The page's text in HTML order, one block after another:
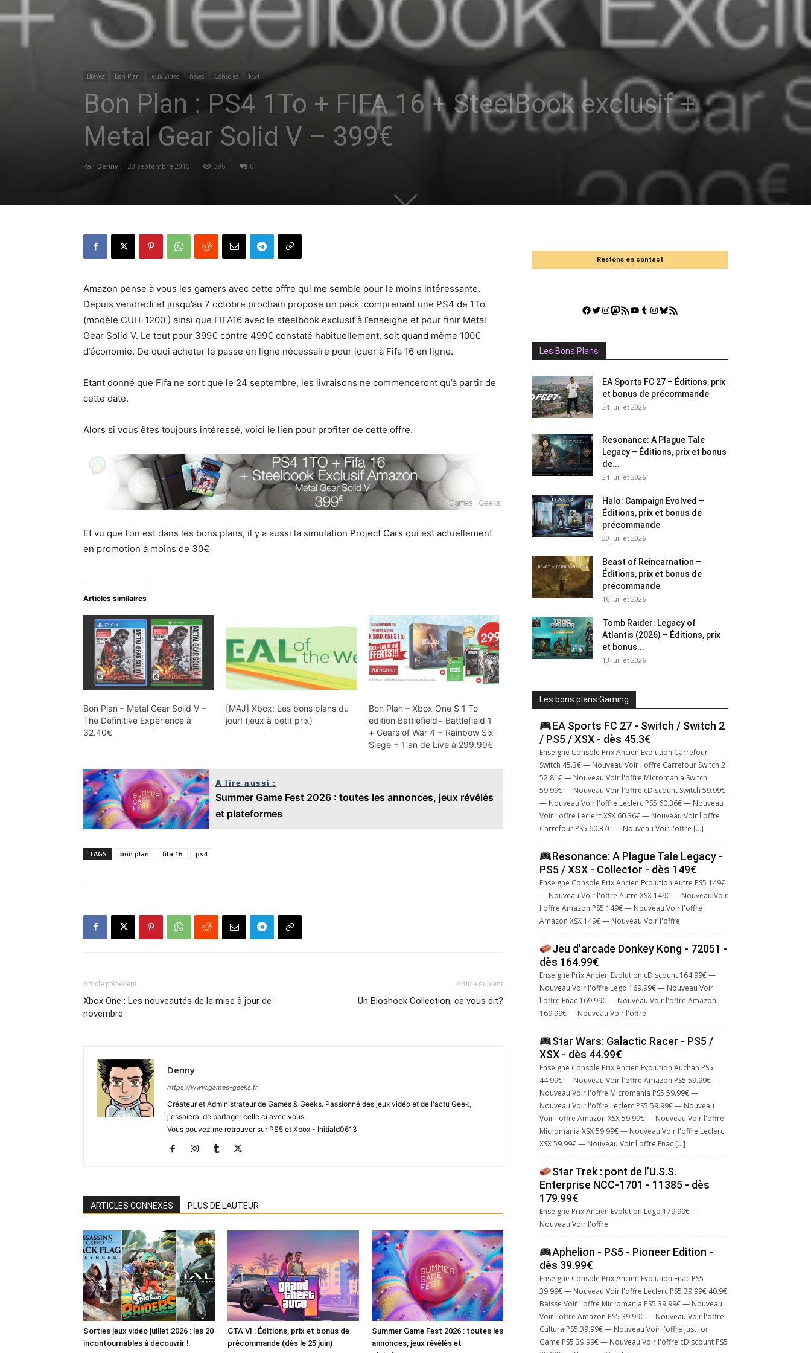
Brèves Bon Plan Jeux Video news Consoles PS4
Bon Plan : PS4 1To + FIFA 16 + SteelBook exclusif +
Metal Gear Solid V – 399€
Par Denny - 20 septembre 2015 386 0
Amazon pense à vous les gamers avec cette offre qui me semble pour le moins intéressante.
Depuis vendredi et jusqu’au 7 octobre prochain propose un pack comprenant une PS4 de 1To
(modèle CUH-1200 ) ainsi que FIFA16 avec le steelbook exclusif à l’enseigne et pour finir Metal
Gear Solid V. Le tout pour 399€ contre 499€ constaté habituellement, soit quand même 100€
d’économie. De quoi acheter le passe en ligne nécessaire pour jouer à Fifa 16 en ligne.
Etant donné que Fifa ne sort que le 24 septembre, les livraisons ne commenceront qu’à partir de
cette date.
Alors si vous êtes toujours intéressé, voici le lien pour profiter de cette offre.
Et vu que l’on est dans les bons plans, il y a aussi la simulation Project Cars qui est actuellement
en promotion à moins de 30€
Articles similaires
Bon Plan – Metal Gear Solid V –
The Definitive Experience à
32.40€
[MAJ] Xbox: Les bons plans du
jour! (jeux à petit prix)
Bon Plan – Xbox One S 1 To
edition Battlefield+ Battlefield 1
+ Gears of War 4 + Rainbow Six
Siege + 1 an de Live à 299.99€
A lire aussi :
Summer Game Fest 2026 : toutes les annonces, jeux révélés
et plateformes
TAGS bon plan fifa 16 ps4
Article précédent
Xbox One : Les nouveautés de la mise à jour de
novembre
Article suivant
Un Bioshock Collection, ca vous dit?
Denny
https://www.games-geeks.fr
Créateur et Administrateur de Games & Geeks. Passionné des jeux vidéo et de l'actu Geek,
j'essaierai de partager celle ci avec vous.
Vous pouvez me retrouver sur PS5 et Xbox - Initiald0613
ARTICLES CONNEXES PLUS DE L'AUTEUR
Sorties jeux vidéo juillet 2026 : les 20
incontournables à découvrir !
GTA VI : Éditions, prix et bonus de
précommande (dès le 25 juin)
Summer Game Fest 2026 : toutes les
annonces, jeux révélés et
Restons en contact
Facebook
Twitter
Instagram
Mastodon
Flux RSSYouTube
Tumblr
Instagram
Bluesky
GestGame
Les Bons Plans
EA Sports FC 27 – Éditions, prix
et bonus de précommande
24 juillet 2026
Resonance: A Plague Tale
Legacy – Éditions, prix et bonus
de...
24 juillet 2026
Halo: Campaign Evolved –
Éditions, prix et bonus de
précommande
20 juillet 2026
Beast of Reincarnation –
Éditions, prix et bonus de
précommande
16 juillet 2026
Tomb Raider: Legacy of
Atlantis (2026) – Éditions, prix
et bonus...
13 juillet 2026
Les bons plans Gaming
EA Sports FC 27 - Switch / Switch 2
/ PS5 / XSX - dès 45.3€
Enseigne Console Prix Ancien Evolution Carrefour
Switch 45.3€ — Nouveau Voir l'offre Carrefour Switch 2
52.81€ — Nouveau Voir l'offre Micromania Switch
59.99€ — Nouveau Voir l'offre cDiscount Switch 59.99€
— Nouveau Voir l'offre Leclerc PS5 60.36€ — Nouveau
Voir l'offre Leclerc XSX 60.36€ — Nouveau Voir l'offre
Carrefour PS5 60.37€ — Nouveau Voir l'offre […]
Resonance: A Plague Tale Legacy -
PS5 / XSX - Collector - dès 149€
Enseigne Console Prix Ancien Evolution Autre PS5 149€
— Nouveau Voir l'offre Autre XSX 149€ — Nouveau Voir
l'offre Amazon PS5 149€ — Nouveau Voir l'offre
Amazon XSX 149€ — Nouveau Voir l'offre
Jeu d'arcade Donkey Kong - 72051 -
dès 164.99€
Enseigne Prix Ancien Evolution cDiscount 164.99€ —
Nouveau Voir l'offre Lego 169.99€ — Nouveau Voir
l'offre Fnac 169.99€ — Nouveau Voir l'offre Amazon
169.99€ — Nouveau Voir l'offre
Star Wars: Galactic Racer - PS5 /
XSX - dès 44.99€
Enseigne Console Prix Ancien Evolution Auchan PS5
44.99€ — Nouveau Voir l'offre Amazon PS5 59.99€ —
Nouveau Voir l'offre Micromania PS5 59.99€ —
Nouveau Voir l'offre Leclerc PS5 59.99€ — Nouveau
Voir l'offre Amazon XSX 59.99€ — Nouveau Voir l'offre
Micromania XSX 59.99€ — Nouveau Voir l'offre Leclerc
XSX 59.99€ — Nouveau Voir l'offre Fnac […]
Star Trek : pont de l’U.S.S.
Enterprise NCC-1701 - 11385 - dès
179.99€
Enseigne Prix Ancien Evolution Lego 179.99€ —
Nouveau Voir l'offre
Aphelion - PS5 - Pioneer Edition -
dès 39.99€
Enseigne Console Prix Ancien Evolution Fnac PS5
39.99€ — Nouveau Voir l'offre Leclerc PS5 39.99€ 40.9€
Baisse Voir l'offre Micromania PS5 39.99€ — Nouveau
Voir l'offre Amazon PS5 39.99€ — Nouveau Voir l'offre
Cultura PS5 39.99€ — Nouveau Voir l'offre Just for
Game PS5 39.99€ — Nouveau Voir l'offre cDiscount PS5